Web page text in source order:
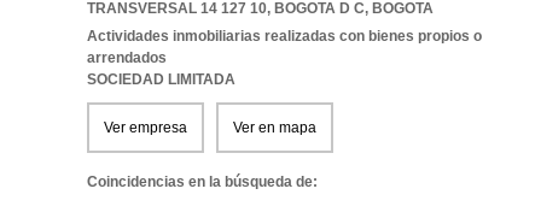
TRANSVERSAL 14 127 10, BOGOTA D C, BOGOTA
Actividades inmobiliarias realizadas con bienes propios o
arrendados
SOCIEDAD LIMITADA
Ver empresa Ver en mapa
Coincidencias en la búsqueda de: